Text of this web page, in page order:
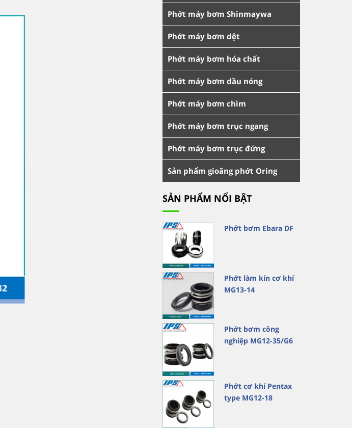
Phớt máy bơm Shinmaywa
Phớt máy bơm dệt
Phớt máy bơm hóa chất
Phớt máy bơm dầu nóng
Phớt máy bơm chìm
Phớt máy bơm trục ngang
Phớt máy bơm trục đứng
Sản phẩm gioăng phớt Oring
SẢN PHẨM NỔI BẬT
Phớt bơm Ebara DF
Phớt làm kín cơ khí
MG13-14
Phớt bơm công
nghiệp MG12-35/G6
Phớt cơ khí Pentax
type MG12-18